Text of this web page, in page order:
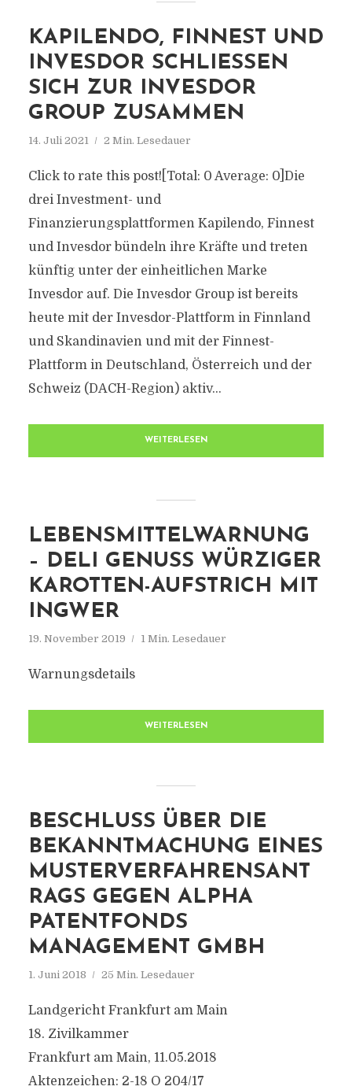
KAPILENDO, FINNEST UND
INVESDOR SCHLIESSEN S
ICH ZUR INVESDOR G
ROUP ZUSAMMEN
14. Juli 2021 2 Min. Lesedauer
Click to rate this post![Total: 0 Average: 0]Die
drei Investment- und
Finanzierungsplattformen Kapilendo, Finnest
und Invesdor bündeln ihre Kräfte und treten
künftig unter der einheitlichen Marke
Invesdor auf. Die Invesdor Group ist bereits
heute mit der Invesdor-Plattform in Finnland
und Skandinavien und mit der Finnest-
Plattform in Deutschland, Österreich und der
Schweiz (DACH-Region) aktiv...
WEITERLESEN
LEBENSMITTELWARNUNG
– DELI GENUSS WÜRZIGER
KAROTTEN-AUFSTRICH MIT
INGWER
19. November 2019 1 Min. Lesedauer
Warnungsdetails
WEITERLESEN
BESCHLUSS ÜBER DIE
BEKANNTMACHUNG EINES
MUSTERVERFAHRENSANT
RAGS GEGEN ALPHA
PATENTFONDS
MANAGEMENT GMBH
1. Juni 2018 25 Min. Lesedauer
Landgericht Frankfurt am Main
18. Zivilkammer
Frankfurt am Main, 11.05.2018
Aktenzeichen: 2-18 O 204/17